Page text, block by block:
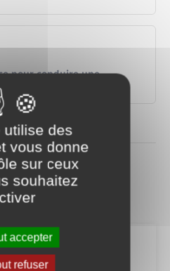
pour conduire une
et administrative
utilise des
vous donne
sur ceux
souhaitez
accepter
refuser